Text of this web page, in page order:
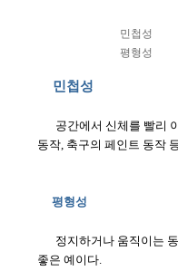
민첩성
평형성
민첩성
공간에서 신체를 빨리
동작, 축구의 페인트 동작
평형성
정지하거나 움직이는
좋은 예이다.